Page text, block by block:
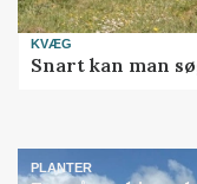
KVÆG
Snart kan man
PLANTER